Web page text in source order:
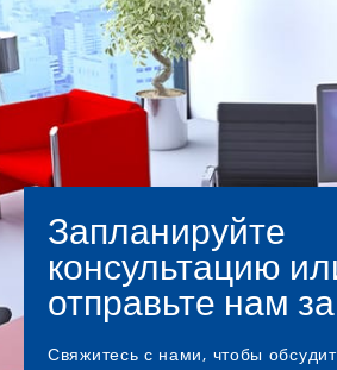
Запланируйте
консультацию
отправьте нам
Свяжитесь с нами, чтобы